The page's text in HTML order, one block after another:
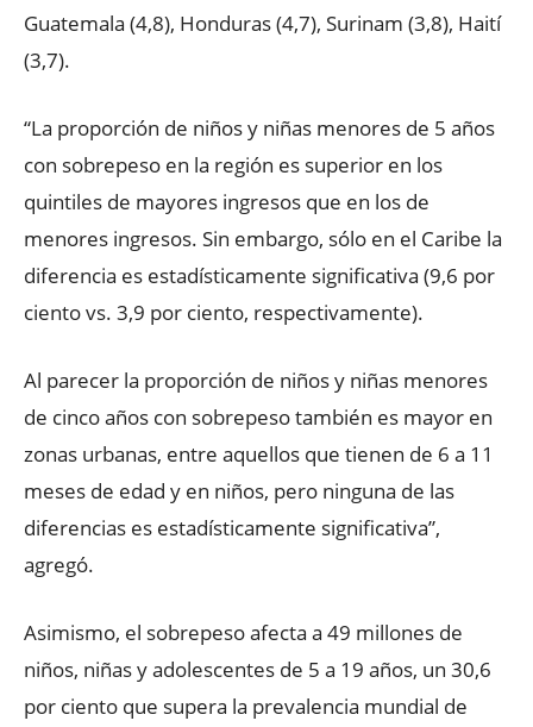
Guatemala (4,8), Honduras (4,7), Surinam (3,8), Haití
(3,7).
“La proporción de niños y niñas menores de 5 años
con sobrepeso en la región es superior en los
quintiles de mayores ingresos que en los de
menores ingresos. Sin embargo, sólo en el Caribe la
diferencia es estadísticamente significativa (9,6 por
ciento vs. 3,9 por ciento, respectivamente).
Al parecer la proporción de niños y niñas menores
de cinco años con sobrepeso también es mayor en
zonas urbanas, entre aquellos que tienen de 6 a 11
meses de edad y en niños, pero ninguna de las
diferencias es estadísticamente significativa”,
agregó.
Asimismo, el sobrepeso afecta a 49 millones de
niños, niñas y adolescentes de 5 a 19 años, un 30,6
por ciento que supera la prevalencia mundial de